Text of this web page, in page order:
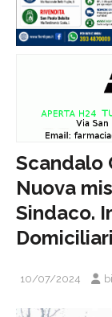
Scandalo
Nuova
Sindaco.
10/07/2024